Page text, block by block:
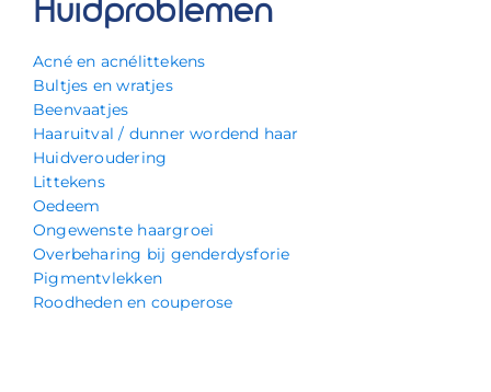
Huidproblemen
Acné en acnélittekens
Bultjes en wratjes
Beenvaatjes
Haaruitval / dunner wordend haar
Huidveroudering
Littekens
Oedeem
Ongewenste haargroei
Overbeharing bij genderdysforie
Pigmentvlekken
Roodheden en couperose